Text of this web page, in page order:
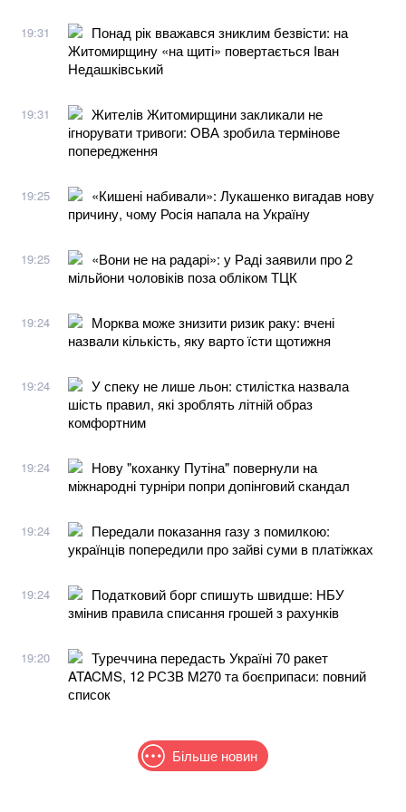
19:31
Понад рік вважався зниклим безвісти: на
Житомирщину «на щиті» повертається Іван
Недашківський
19:31
Жителів Житомирщини закликали не
ігнорувати тривоги: ОВА зробила термінове
попередження
19:25
«Кишені набивали»: Лукашенко вигадав нову
причину, чому Росія напала на Україну
19:25
«Вони не на радарі»: у Раді заявили про 2
мільйони чоловіків поза обліком ТЦК
19:24
Морква може знизити ризик раку: вчені
назвали кількість, яку варто їсти щотижня
19:24
У спеку не лише льон: стилістка назвала
шість правил, які зроблять літній образ
комфортним
19:24
Нову "коханку Путіна" повернули на
міжнародні турніри попри допінговий скандал
19:24
Передали показання газу з помилкою:
українців попередили про зайві суми в платіжках
19:24
Податковий борг спишуть швидше: НБУ
змінив правила списання грошей з рахунків
19:20
Туреччина передасть Україні 70 ракет
ATACMS, 12 РСЗВ M270 та боєприпаси: повний
список
Більше новин